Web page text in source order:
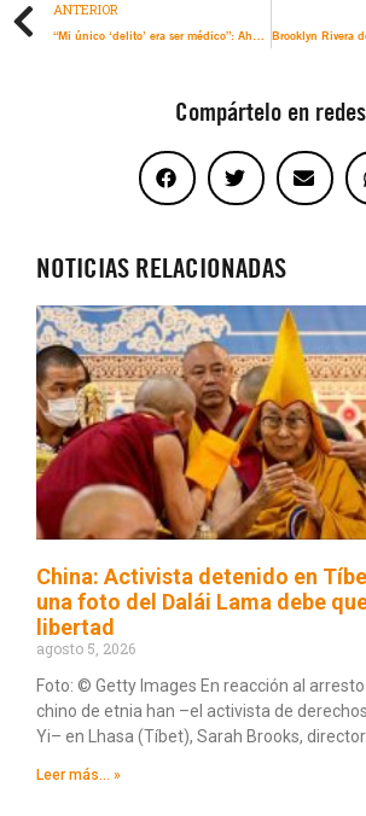
ANTERIOR
“Mi único ‘delito’ era ser médico”: Ahmad Mhanna, sobre sus 22 meses de detención por Israel
Compártelo en redes
NOTICIAS RELACIONADAS
China: Activista detenido en
una foto del Dalái Lama debe
libertad
agosto 5, 2026
Foto: © Getty Images En reacción al
chino de etnia han –el activista de
Yi– en Lhasa (Tíbet), Sarah Brooks,
Leer más... »